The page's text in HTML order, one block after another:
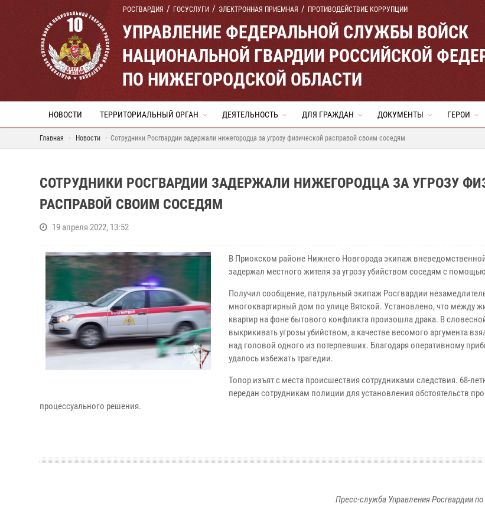
РОСГВАРДИЯ ГОСУСЛУГИ ЭЛЕКТРОННАЯ ПРИЕМНАЯ ПРОТИВОДЕЙСТВИЕ КОРРУПЦИИ
УПРАВЛЕНИЕ ФЕДЕРАЛЬНОЙ СЛУЖБЫ ВОЙСК
НАЦИОНАЛЬНОЙ ГВАРДИИ РОССИЙСКОЙ
ПО НИЖЕГОРОДСКОЙ ОБЛАСТИ
НОВОСТИ ТЕРРИТОРИАЛЬНЫЙ ОРГАН ДЕЯТЕЛЬНОСТЬ ДЛЯ ГРАЖДАН ДОКУМЕНТЫ ГЕРОИ
Главная Новости Сотрудники Росгвардии задержали нижегородца за угрозу физической расправой своим соседям
СОТРУДНИКИ РОСГВАРДИИ ЗАДЕРЖАЛИ НИЖЕГОРОДЦА ЗА УГРОЗУ
РАСПРАВОЙ СВОИМ СОСЕДЯМ
19 апреля 2022, 13:52
В Приокском районе Нижнего Новгорода экипаж
задержал местного жителя за угрозу убийством соседям с
Получил сообщение, патрульный экипаж Росгвардии
многоквартирный дом по улице Вятской. Установлено, что между
квартир на фоне бытового конфликта произошла драка. В
выкрикивать угрозы убийством, а качестве весомого аргумента
над головой одного из потерпевших. Благодаря оперативному
удалось избежать трагедии.
Топор изъят с места происшествия сотрудниками следствия. 68-
передан сотрудникам полиции для установления обстоятельств
процессуального решения.
Пресс-служба Управления Росгвардии